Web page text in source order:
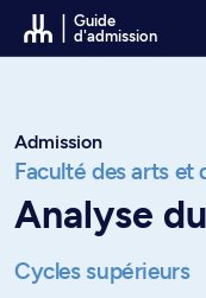
Passer au contenu
Guide
d'admission
Admission
Faculté des arts et
Analyse
Cycles supérieurs